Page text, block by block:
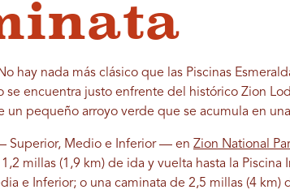
hay nada más clásico que las Piscinas
se encuentra justo enfrente del histórico Zion
un pequeño arroyo verde que se acumula en
Superior, Medio e Inferior — en Zion National
millas (1,9 km) de ida y vuelta hasta la Piscina
e Inferior; o una caminata de 2,5 millas (4 km)